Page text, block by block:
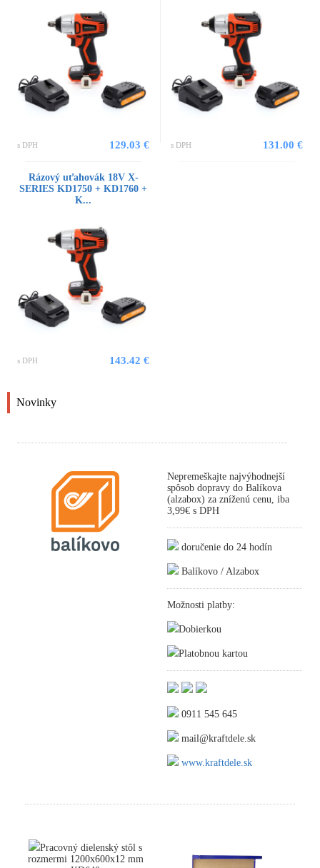
s DPH 129.03 € s DPH 131.00 €
Rázový uťahovák 18V X-
SERIES KD1750 + KD1760 +
K...
s DPH 143.42 €
Novinky
Nepremeškajte najvýhodnejší
spôsob dopravy do Balíkova
(alzabox) za zníženú cenu, iba
3,99€ s DPH
doručenie do 24 hodín
Balíkovo / Alzabox
Možnosti platby:
Dobierkou
Platobnou kartou
0911 545 645
mail@kraftdele.sk
www.kraftdele.sk
Pracovný dielenský stôl s
rozmermi 1200x600x12 mm